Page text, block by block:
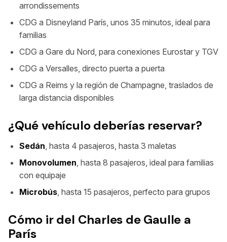
arrondissements
CDG a Disneyland París, unos 35 minutos, ideal para
familias
CDG a Gare du Nord, para conexiones Eurostar y TGV
CDG a Versalles, directo puerta a puerta
CDG a Reims y la región de Champagne, traslados de
larga distancia disponibles
¿Qué vehículo deberías reservar?
Sedán, hasta 4 pasajeros, hasta 3 maletas
Monovolumen, hasta 8 pasajeros, ideal para familias
con equipaje
Microbús, hasta 15 pasajeros, perfecto para grupos
Cómo ir del Charles de Gaulle a
París